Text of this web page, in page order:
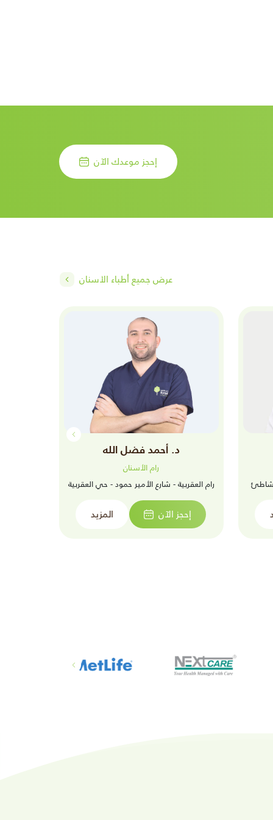
إحجز موعدك الآن
عرض جميع أطباء الأسنان
د. أحمد فضل الله
رام الأسنان
رام العقربية - شارع الأمير حمود - حي العقربية
إحجز الآن المزيد